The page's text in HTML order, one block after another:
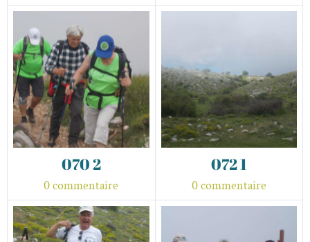
070 2
0 commentaire
072 1
0 commentaire